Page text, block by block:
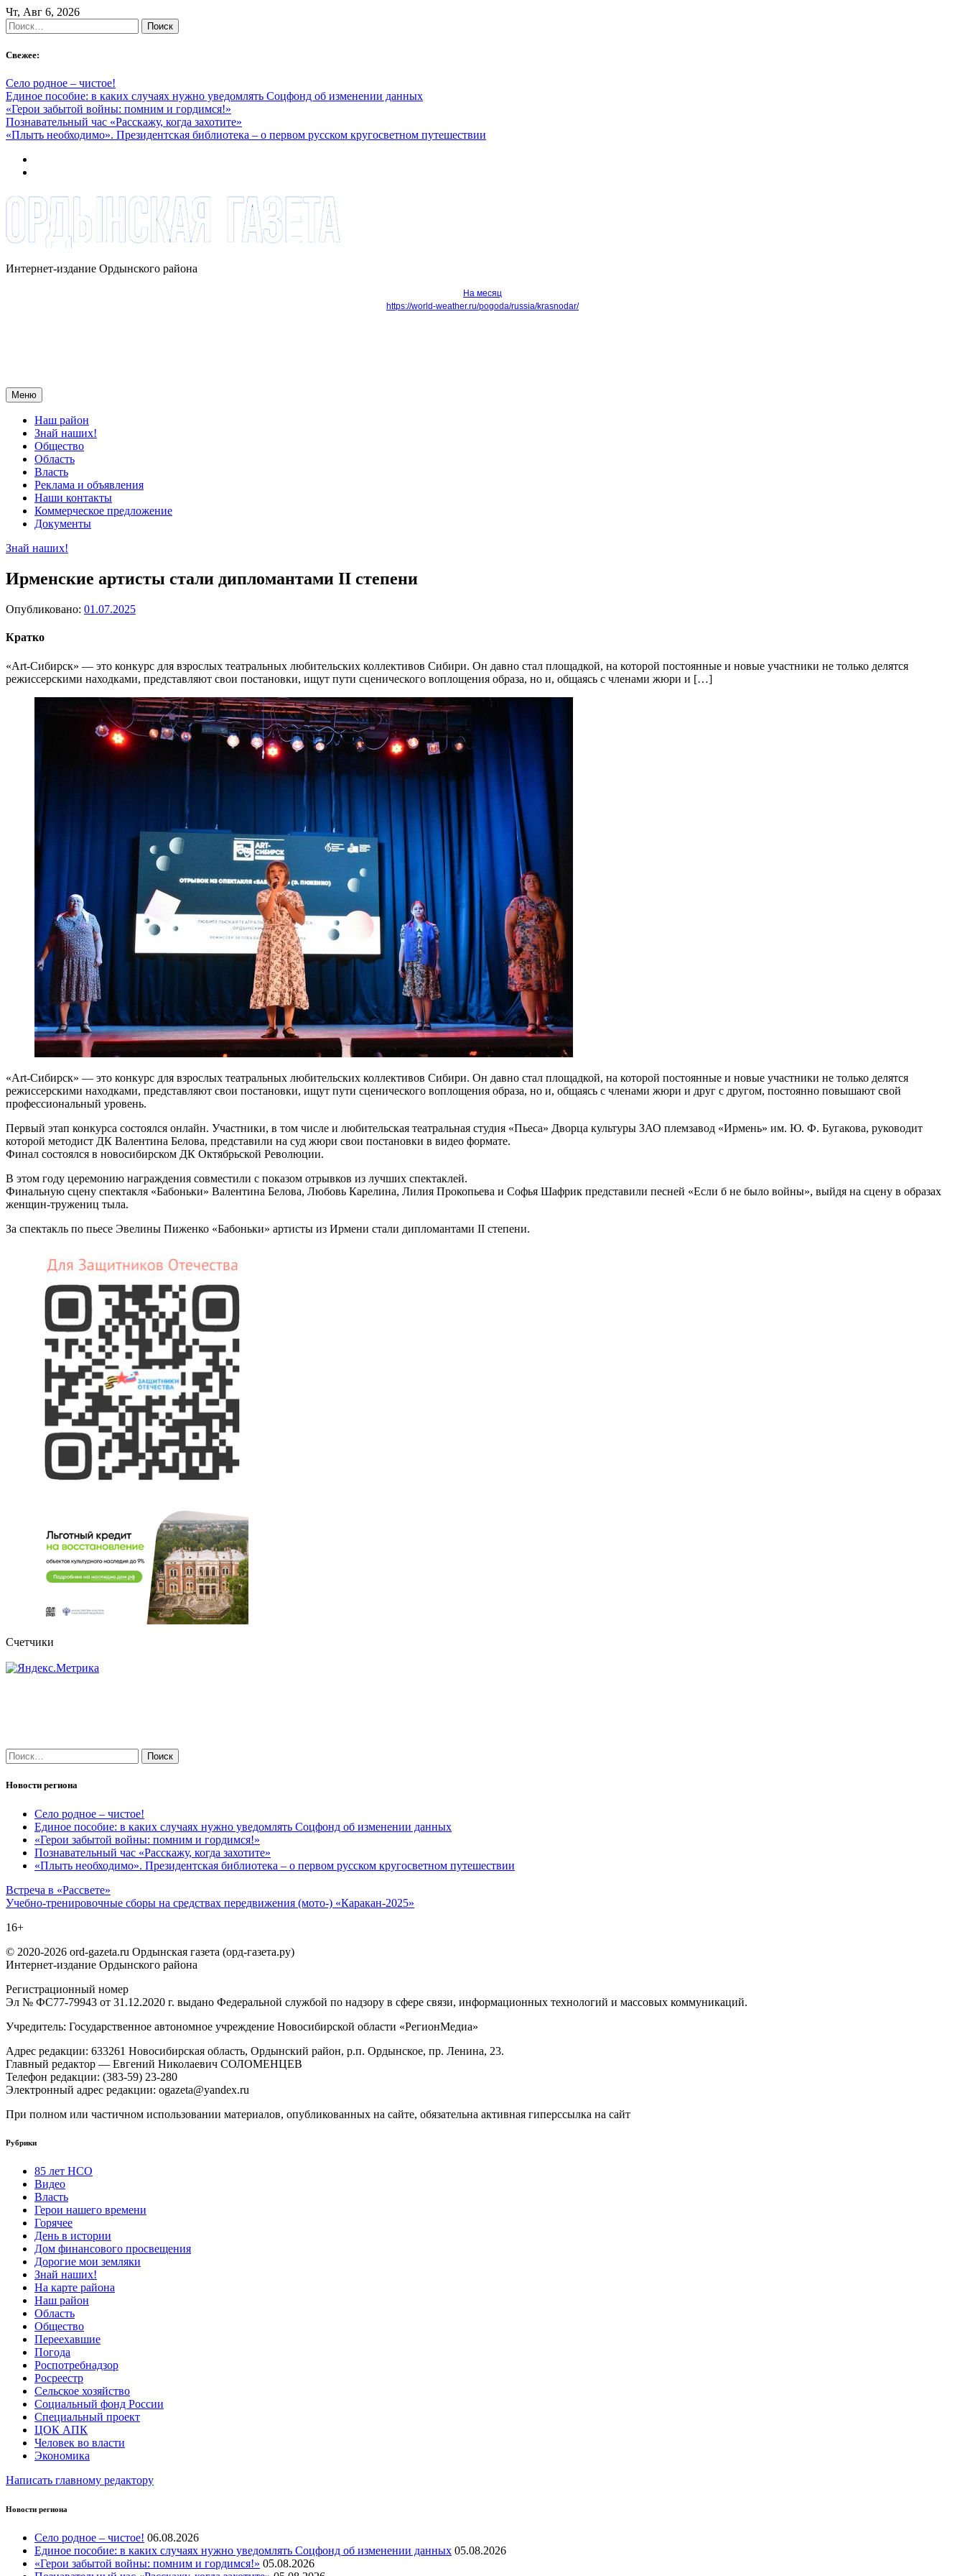
Skip
to
content
Чт, Авг 6, 2026
Найти:
Свежее:
Село родное – чистое!
Единое пособие: в каких случаях нужно уведомлять Соцфонд об изменении данных
«Герои забытой войны: помним и гордимся!»
Познавательный час «Расскажу, когда захотите»
«Плыть необходимо». Президентская библиотека – о первом русском кругосветном путешествии
Интернет-издание Ордынского района
На месяц
https://world-weather.ru/pogoda/russia/krasnodar/
Меню
Наш район
Знай наших!
Общество
Область
Власть
Реклама и объявления
Наши контакты
Коммерческое предложение
Документы
Знай наших!
Ирменские артисты стали дипломантами II степени
Опубликовано: 01.07.2025
Кратко
«Art-Сибирск» — это конкурс для взрослых театральных любительских коллективов Сибири. Он давно стал площадкой, на которой постоянные и новые участники не только делятся
режиссерскими находками, представляют свои постановки, ищут пути сценического воплощения образа, но и, общаясь с членами жюри и […]
«Art-Сибирск» — это конкурс для взрослых театральных любительских коллективов Сибири. Он давно стал площадкой, на которой постоянные и новые участники не только делятся
режиссерскими находками, представляют свои постановки, ищут пути сценического воплощения образа, но и, общаясь с членами жюри и друг с другом, постоянно повышают свой
профессиональный уровень.
Первый этап конкурса состоялся онлайн. Участники, в том числе и любительская театральная студия «Пьеса» Дворца культуры ЗАО племзавод «Ирмень» им. Ю. Ф. Бугакова, руководит
которой методист ДК Валентина Белова, представили на суд жюри свои постановки в видео формате.
Финал состоялся в новосибирском ДК Октябрьской Революции.
В этом году церемонию награждения совместили с показом отрывков из лучших спектаклей.
Финальную сцену спектакля «Бабоньки» Валентина Белова, Любовь Карелина, Лилия Прокопьева и Софья Шафрик представили песней «Если б не было войны», выйдя на сцену в образах
женщин-тружениц тыла.
За спектакль по пьесе Эвелины Пиженко «Бабоньки» артисты из Ирмени стали дипломантами II степени.
Счетчики
Найти:
Новости региона
Село родное – чистое!
Единое пособие: в каких случаях нужно уведомлять Соцфонд об изменении данных
«Герои забытой войны: помним и гордимся!»
Познавательный час «Расскажу, когда захотите»
«Плыть необходимо». Президентская библиотека – о первом русском кругосветном путешествии
Навигация
по
записям
Встреча в «Рассвете»
Учебно-тренировочные сборы на средствах передвижения (мото-) «Каракан-2025»
16+
© 2020-2026 ord-gazeta.ru Ордынская газета (орд-газета.ру)
Интернет-издание Ордынского района
Регистрационный номер
Эл № ФС77-79943 от 31.12.2020 г. выдано Федеральной службой по надзору в сфере связи, информационных технологий и массовых коммуникаций.
Учредитель: Государственное автономное учреждение Новосибирской области «РегионМедиа»
Адрес редакции: 633261 Новосибирская область, Ордынский район, р.п. Ордынское, пр. Ленина, 23.
Главный редактор — Евгений Николаевич СОЛОМЕНЦЕВ
Телефон редакции: (383-59) 23-280
Электронный адрес редакции: ogazeta@yandex.ru
При полном или частичном использовании материалов, опубликованных на сайте, обязательна активная гиперссылка на сайт
Рубрики
85 лет НСО
Видео
Власть
Герои нашего времени
Горячее
День в истории
Дом финансового просвещения
Дорогие мои земляки
Знай наших!
На карте района
Наш район
Область
Общество
Переехавшие
Погода
Роспотребнадзор
Росреестр
Сельское хозяйство
Социальный фонд России
Специальный проект
ЦОК АПК
Человек во власти
Экономика
Написать главному редактору
Новости региона
Село родное – чистое! 06.08.2026
Единое пособие: в каких случаях нужно уведомлять Соцфонд об изменении данных 05.08.2026
«Герои забытой войны: помним и гордимся!» 05.08.2026